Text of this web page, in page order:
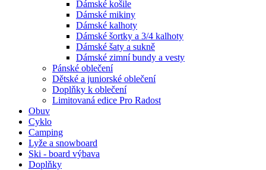
Dámské košile
Dámské mikiny
Dámské kalhoty
Dámské šortky a 3/4 kalhoty
Dámské šaty a sukně
Dámské zimní bundy a vesty
Pánské oblečení
Dětské a juniorské oblečení
Doplňky k oblečení
Limitovaná edice Pro Radost
Obuv
Cyklo
Camping
Lyže a snowboard
Ski - board výbava
Doplňky